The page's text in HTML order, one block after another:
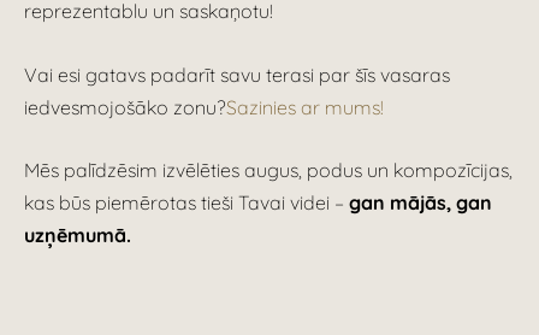
reprezentablu un saskaņotu!
Vai esi gatavs padarīt savu terasi par šīs vasaras
iedvesmojošāko zonu?Sazinies ar mums!
Mēs palīdzēsim izvēlēties augus, podus un kompozīcijas,
kas būs piemērotas tieši Tavai videi – gan mājās, gan
uzņēmumā.